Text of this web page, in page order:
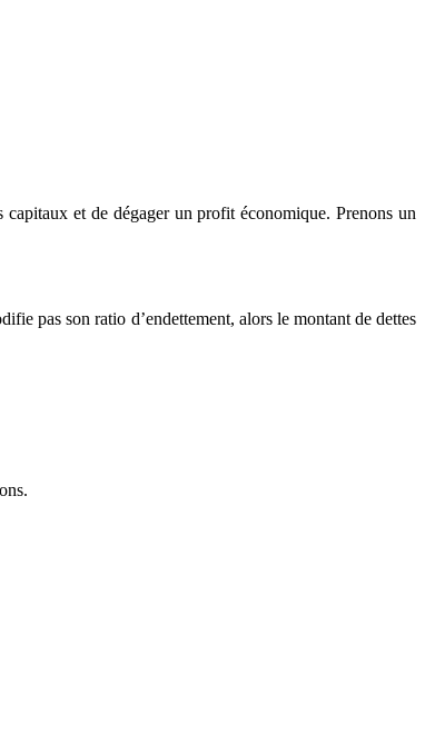
et de dégager un profit économique. Prenons un
pas son ratio d’endettement, alors le montant de dettes